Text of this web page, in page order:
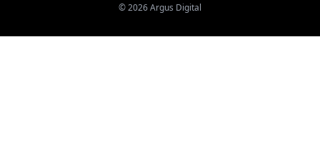
©2026Argus Digital